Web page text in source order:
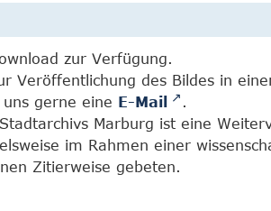
zur Verfügung.
Veröffentlichung des Bildes in
gerne eine E-Mail
.
Marburg ist eine
im Rahmen einer
Zitierweise gebeten.